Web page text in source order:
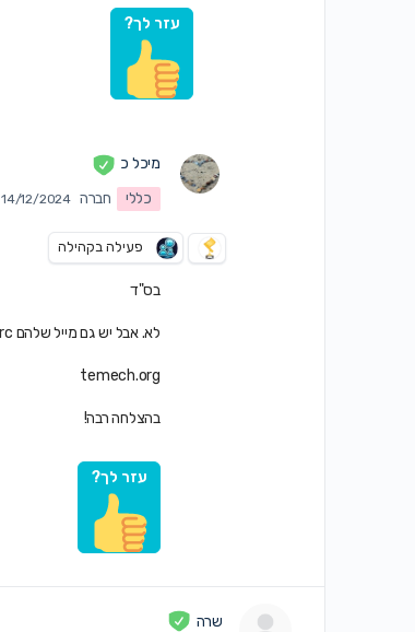
עזר לך?
מיכל כ
כללי
חברה 14/12/2024 ב9:27 pm
פעילה בקהילה
בס"ד
לא. אבל יש גם מייל שלהם rc@
temech.org
בהצלחה רבה!
עזר לך?
שרה